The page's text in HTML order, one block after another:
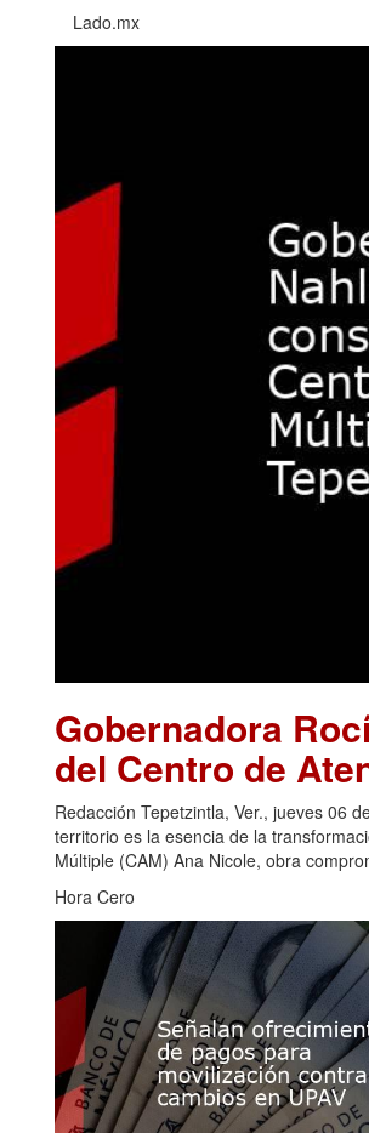
Lado.mx
Gobernadora
del Centro de
Redacción Tepetzintla, Ver., jueves 06
territorio es la esencia de la
Múltiple (CAM) Ana Nicole, obra
Hora Cero